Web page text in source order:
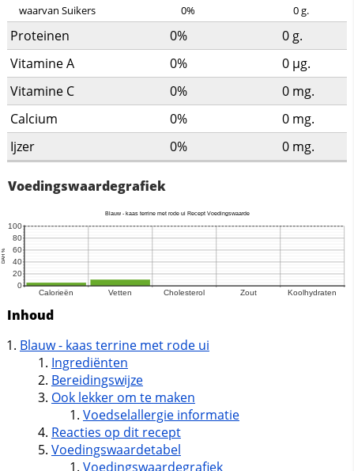
waarvan Suikers 0% 0g.
Proteinen 0% 0 g.
Vitamine A
0% 0 µg.
Vitamine C
0% 0 mg.
Calcium
0% 0 mg.
Ijzer
0% 0 mg.
Voedingswaardegrafiek
Inhoud
Blauw - kaas terrine met rode ui
Ingrediënten
Bereidingswijze
Ook lekker om te maken
Voedselallergie informatie
Reacties op dit recept
Voedingswaardetabel
Voedingswaardegrafiek